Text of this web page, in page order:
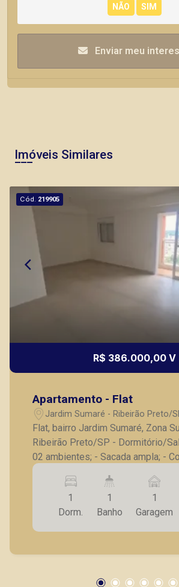
Enviar meu
Imóveis Similares
Cód. 219905
R$ 386.000,00 V
Apartamento - Flat
Jardim Sumaré - Ribeirão Preto/
Flat, bairro Jardim Sumaré, Zona
Ribeirão Preto/SP - Dormitório/Sala; - Sala para
02 ambientes; - Sacada ampla; -
Lavanderia integrada; - 01 Vaga de
Piramid tem como objetivo
clientes com agilidade e
vendas de imóveis prontos,
nos principais lançamentos da
1
Dorm.
1
Banho
1
Garagem